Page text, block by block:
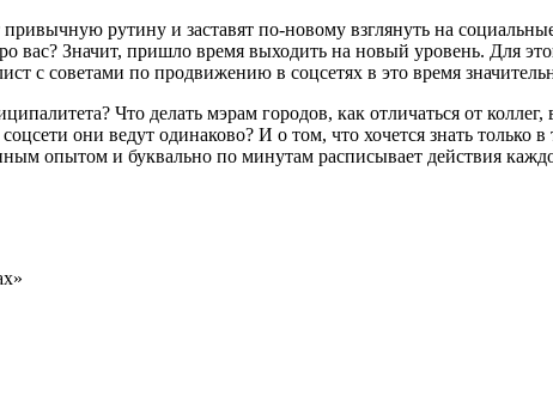
рутину и заставят по‑новому взглянуть на
вас? Значит, пришло время выходить на новый уровень. Для
советами по продвижению в соцсетях в это время
Что делать мэрам городов, как отличаться от
они ведут одинаково? И о том, что хочется знать только
опытом и буквально по минутам расписывает действия